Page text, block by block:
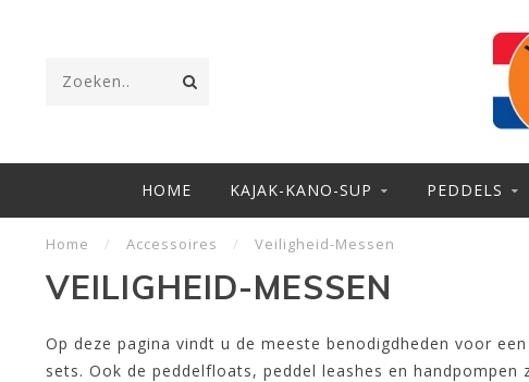
HOME KAJAK-KANO-SUP PEDDELS
Home / Accessoires / Veiligheid-Messen
VEILIGHEID-MESSEN
Op deze pagina vindt u de meeste benodigdheden voor
sets. Ook de peddelfloats, peddel leashes en handpompen